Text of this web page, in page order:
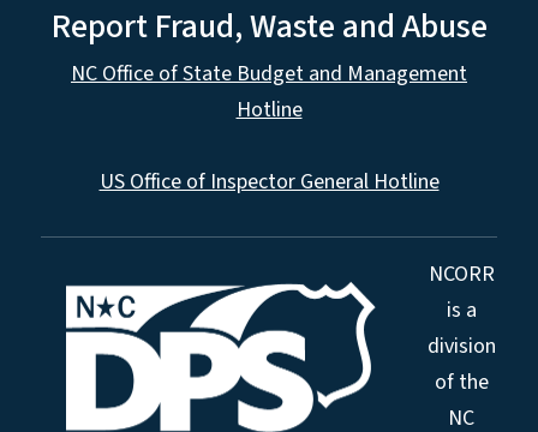
Report Fraud, Waste and Abuse
NC Office of State Budget and Management
Hotline
US Office of Inspector General Hotline
NCORR
is a
division
of the
NC